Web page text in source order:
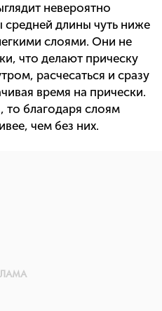
невероятно
длины чуть ниже
слоями. Они не
что делают прическу
расчесаться и сразу
время на прически.
то благодаря слоям
чем без них.